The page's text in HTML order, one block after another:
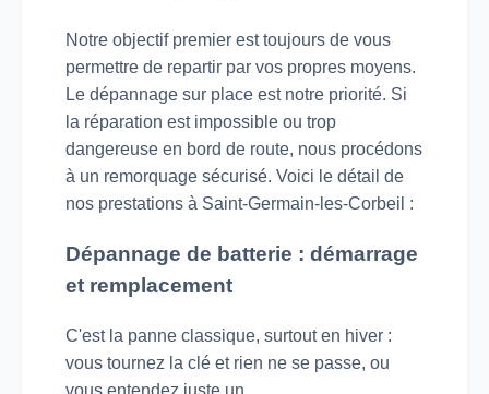
Notre objectif premier est toujours de vous
permettre de repartir par vos propres moyens.
Le dépannage sur place est notre priorité. Si
la réparation est impossible ou trop
dangereuse en bord de route, nous procédons
à un remorquage sécurisé. Voici le détail de
nos prestations à Saint-Germain-les-Corbeil :
Dépannage de batterie : démarrage
et remplacement
C'est la panne classique, surtout en hiver :
vous tournez la clé et rien ne se passe, ou
vous entendez juste un